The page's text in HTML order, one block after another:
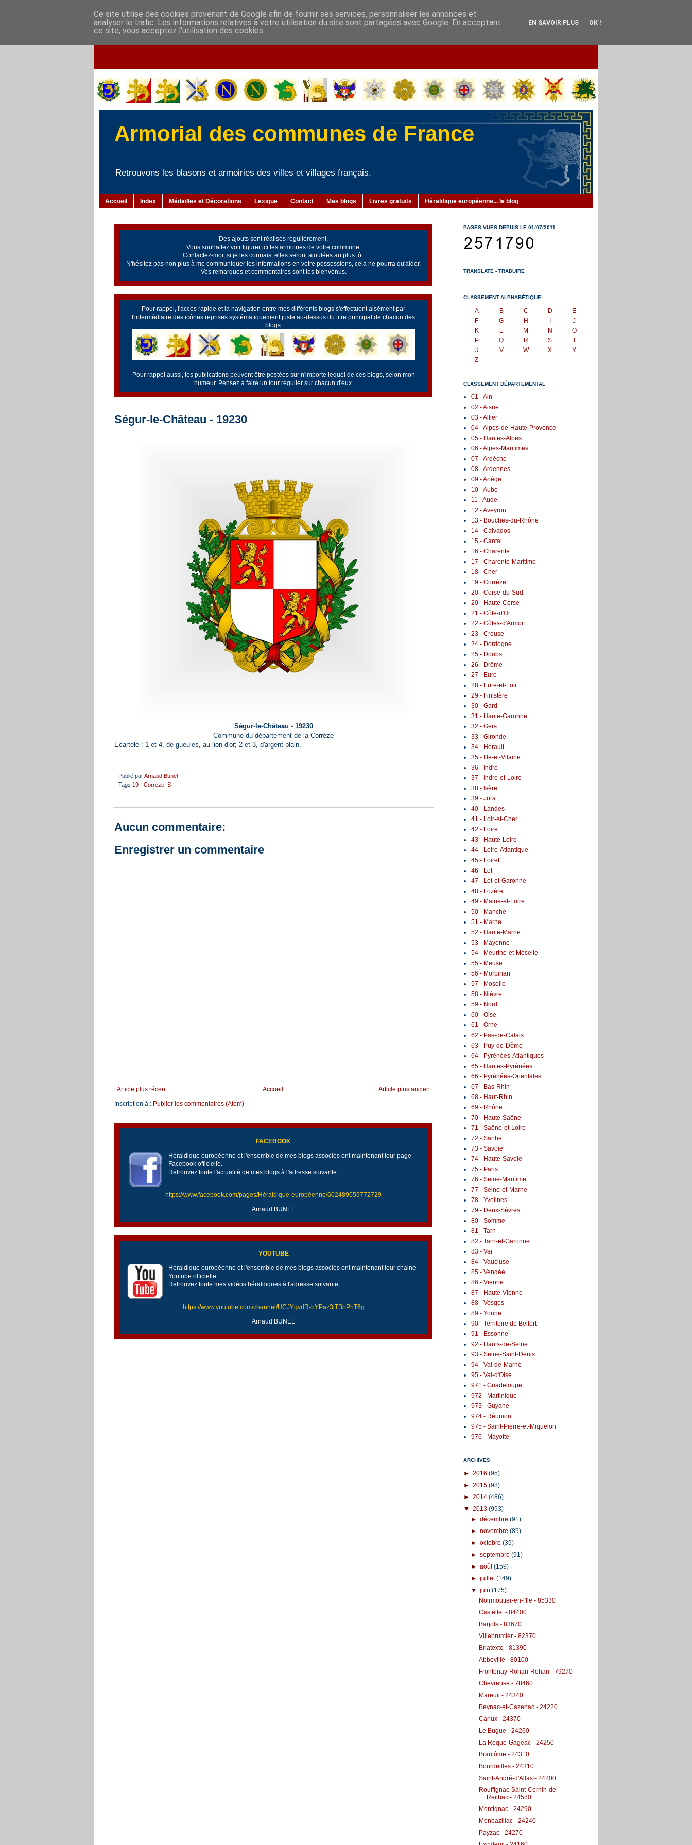
Armorial des communes de France
Retrouvons les blasons et armoiries des villes et villages français.
Accueil Index Médailles et Décorations Lexique Contact Mes blogs Livres gratuits Héraldique européenne... le blog
Des ajouts sont réalisés régulièrement.
Vous souhaitez voir figurer ici les armoiries de votre commune.
Contactez-moi, si je les connais, elles seront ajoutées au plus tôt.
N'hésitez pas non plus à me communiquer les informations en votre possessions, cela ne pourra qu'aider.
Vos remarques et commentaires sont les bienvenus.
Pour rappel, l'accès rapide et la navigation entre mes différents blogs s'effectuent aisément par
l'intermédiaire des icônes reprises systématiquement juste au-dessus du titre principal de chacun des
blogs.
Pour rappel aussi, les publications peuvent être postées sur n'importe lequel de ces blogs, selon mon
humeur. Pensez à faire un tour régulier sur chacun d'eux.
Ségur-le-Château - 19230
Ségur-le-Château - 19230
Commune du département de la Corrèze
Ecartelé : 1 et 4, de gueules, au lion d'or; 2 et 3, d'argent plain.
Publié parArnaud Bunel
Tags 19 - Corrèze S
Aucun commentaire:
Enregistrer un commentaire
Article plus récent Article plus ancien
Accueil
Inscription à : Publier les commentaires (Atom)
FACEBOOK
Héraldique européenne et l'ensemble de mes blogs associés ont maintenant leur page
Facebook officielle.
Retrouvez toute l'actualité de mes blogs à l'adresse suivante :
https://www.facebook.com/pages/Héraldique-européenne/602489059772729
Arnaud BUNEL
YOUTUBE
Héraldique européenne et l'ensemble de mes blogs associés ont maintenant leur chaine
Youtube officielle.
Retrouvez toute mes vidéos héraldiques à l'adresse suivante :
https://www.youtube.com/channel/UCJYgvdR-bYPaz3jTBbPhT6g
Arnaud BUNEL
PAGES VUES DEPUIS LE 01/07/2011
TRANSLATE - TRADUIRE
CLASSEMENT ALPHABÉTIQUE
A B C D
E
F
G H
J
K
L M N
O
P
Q R S
T
U
V W X
Y
Z
CLASSEMENT DÉPARTEMENTAL
01 - Ain
02 - Aisne
03 - Allier
04 - Alpes-de-Haute-Provence
05 - Hautes-Alpes
06 - Alpes-Maritimes
07 - Ardèche
08 - Ardennes
09 - Ariège
10 - Aube
11 - Aude
12 - Aveyron
13 - Bouches-du-Rhône
14 - Calvados
15 - Cantal
16 - Charente
17 - Charente-Maritime
18 - Cher
19 - Corrèze
20 - Corse-du-Sud
20 - Haute-Corse
21 - Côte-d'Or
22 - Côtes-d'Armor
23 - Creuse
24 - Dordogne
25 - Doubs
26 - Drôme
27 - Eure
28 - Eure-et-Loir
29 - Finistère
30 - Gard
31 - Haute-Garonne
32 - Gers
33 - Gironde
34 - Hérault
35 - Ille-et-Vilaine
36 - Indre
37 - Indre-et-Loire
38 - Isère
39 - Jura
40 - Landes
41 - Loir-et-Cher
42 - Loire
43 - Haute-Loire
44 - Loire-Atlantique
45 - Loiret
46 - Lot
47 - Lot-et-Garonne
48 - Lozère
49 - Maine-et-Loire
50 - Manche
51 - Marne
52 - Haute-Marne
53 - Mayenne
54 - Meurthe-et-Moselle
55 - Meuse
56 - Morbihan
57 - Moselle
58 - Nièvre
59 - Nord
60 - Oise
61 - Orne
62 - Pas-de-Calais
63 - Puy-de-Dôme
64 - Pyrénées-Atlantiques
65 - Hautes-Pyrénées
66 - Pyrénées-Orientales
67 - Bas-Rhin
68 - Haut-Rhin
69 - Rhône
70 - Haute-Saône
71 - Saône-et-Loire
72 - Sarthe
73 - Savoie
74 - Haute-Savoie
75 - Paris
76 - Seine-Maritime
77 - Seine-et-Marne
78 - Yvelines
79 - Deux-Sèvres
80 - Somme
81 - Tarn
82 - Tarn-et-Garonne
83 - Var
84 - Vaucluse
85 - Vendée
86 - Vienne
87 - Haute-Vienne
88 - Vosges
89 - Yonne
90 - Territoire de Belfort
91 - Essonne
92 - Hauts-de-Seine
93 - Seine-Saint-Denis
94 - Val-de-Marne
95 - Val-d'Oise
971 - Guadeloupe
972 - Martinique
973 - Guyane
974 - Réunion
975 - Saint-Pierre-et-Miquelon
976 - Mayotte
ARCHIVES
► 2016 (95)
► 2015 (98)
► 2014 (486)
▼ 2013 (993)
►décembre(91)
►novembre(89)
►octobre(39)
►septembre(91)
►août(159)
►juillet(149)
▼juin(175)
Noirmoutier-en-l'Ile - 85330
Castellet - 84400
Barjols - 83670
Villebrumier - 82370
Briatexte - 81390
Abbeville - 80100
Frontenay-Rohan-Rohan - 79270
Chevreuse - 78460
Mareuil - 24340
Beynac-et-Cazenac - 24220
Carlux - 24370
Le Bugue - 24260
La Roque-Gageac - 24250
Brantôme - 24310
Bourdeilles - 24310
Saint-André-d'Allas - 24200
Rouffignac-Saint-Cernin-de-
Reilhac - 24580
Montignac - 24290
Monbazillac - 24240
Payzac - 24270
Ce site utilise des cookies provenant de Google afin de fournir ses services, personnaliser les annonces et
analyser le trafic. Les informations relatives à votre utilisation du site sont partagées avec Google. En acceptant
ce site, vous acceptez l'utilisation des cookies.
EN SAVOIR PLUS OK !